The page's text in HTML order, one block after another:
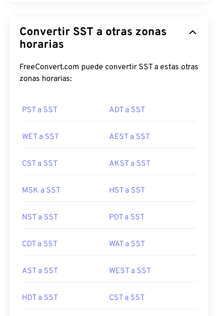
Convertir SST a otras zonas
horarias
FreeConvert.com puede convertir SST a estas otras
zonas horarias:
PST a SST ADT a SST
WET a SST AEST a SST
CST a SST AKST a SST
MSK a SST HST a SST
NST a SST PDT a SST
CDT a SST WAT a SST
AST a SST WEST a SST
HDT a SST CST a SST